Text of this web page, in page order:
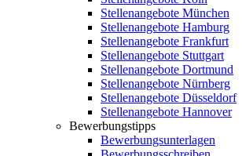
Stellenangebote München
Stellenangebote Hamburg
Stellenangebote Frankfurt
Stellenangebote Stuttgart
Stellenangebote Dortmund
Stellenangebote Nürnberg
Stellenangebote Düsseldorf
Stellenangebote Hannover
Bewerbungstipps
Bewerbungsunterlagen